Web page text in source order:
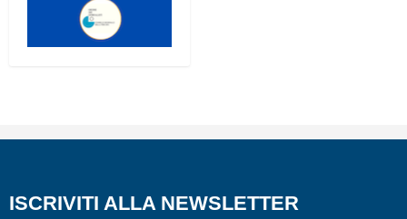
ISCRIVITI ALLA NEWSLETTER